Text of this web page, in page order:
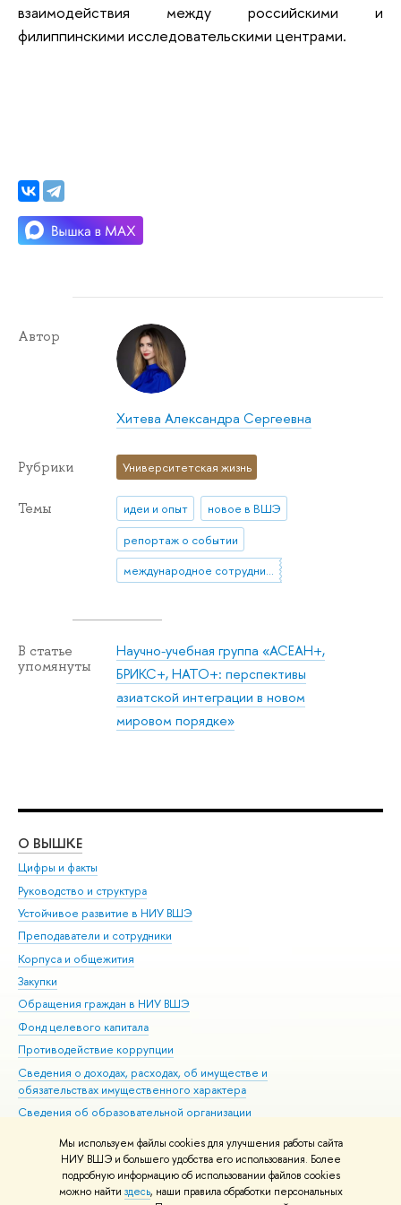
Мы используем файлы cookies для улучшения работы сайта
НИУ ВШЭ и большего удобства его использования. Более
подробную информацию об использовании файлов cookies
можно найти здесь, наши правила обработки персональных
взаимодействия между российскими и
филиппинскими исследовательскими центрами.
Автор
Хитева Александра Сергеевна
Рубрики Университетская жизнь
Темы идеи и опыт
новое в ВШЭ
репортаж о событии
международное сотрудничество
В статье
упомянуты
Научно-учебная группа «АСЕАН+,
БРИКС+, НАТО+: перспективы
азиатской интеграции в новом
мировом порядке»
О ВЫШКЕ
Цифры и факты
Руководство и структура
Устойчивое развитие в НИУ ВШЭ
Преподаватели и сотрудники
Корпуса и общежития
Закупки
Обращения граждан в НИУ ВШЭ
Фонд целевого капитала
Противодействие коррупции
Сведения о доходах, расходах, об имуществе и
обязательствах имущественного характера
Сведения об образовательной организации
Людям с ограниченными возможностями здоровья
Единая платежная страница
Работа в Вышке